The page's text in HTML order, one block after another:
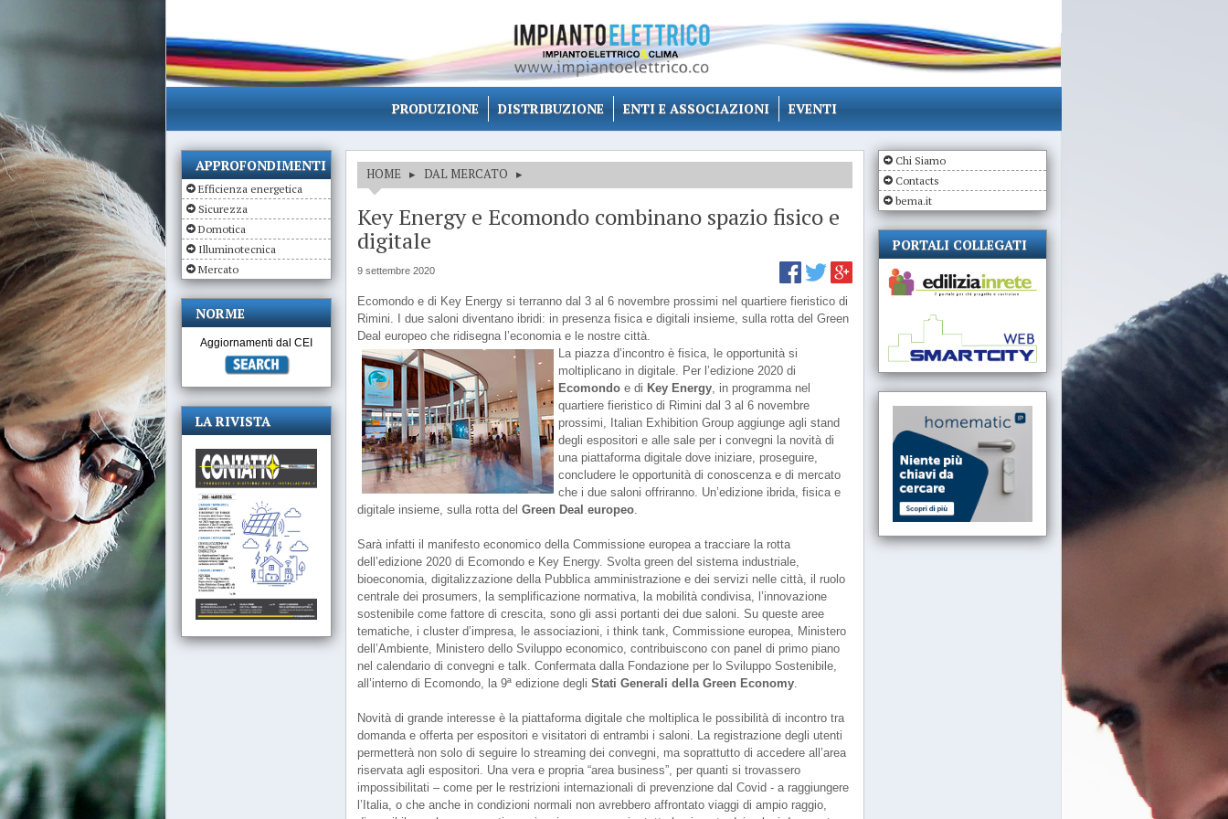
PRODUZIONE DISTRIBUZIONE ENTI E ASSOCIAZIONI EVENTI
HOME ▸ DAL MERCATO ▸
Key Energy e Ecomondo combinano spazio fisico e
digitale
9 settembre 2020
Ecomondo e di Key Energy si terranno dal 3 al 6 novembre prossimi nel quartiere fieristico di
Rimini. I due saloni diventano ibridi: in presenza fisica e digitali insieme, sulla rotta del Green
Deal europeo che ridisegna l’economia e le nostre città.
La piazza d’incontro è fisica, le opportunità si
moltiplicano in digitale. Per l’edizione 2020 di
Ecomondoe di Key Energy, in programma nel
quartiere fieristico di Rimini dal 3 al 6 novembre
prossimi, Italian Exhibition Group aggiunge agli stand
degli espositori e alle sale per i convegni la novità di
una piattaforma digitale dove iniziare, proseguire,
concludere le opportunità di conoscenza e di mercato
che i due saloni offriranno. Un’edizione ibrida, fisica e
digitale insieme, sulla rotta delGreen Deal europeo.
Sarà infatti il manifesto economico della Commissione europea a tracciare la rotta
dell’edizione 2020 di Ecomondo e Key Energy. Svolta green del sistema industriale,
bioeconomia, digitalizzazione della Pubblica amministrazione e dei servizi nelle città, il ruolo
centrale dei prosumers, la semplificazione normativa, la mobilità condivisa, l’innovazione
sostenibile come fattore di crescita, sono gli assi portanti dei due saloni. Su queste aree
tematiche, i cluster d’impresa, le associazioni, i think tank, Commissione europea, Ministero
dell’Ambiente, Ministero dello Sviluppo economico, contribuiscono con panel di primo piano
nel calendario di convegni e talk. Confermata dalla Fondazione per lo Sviluppo Sostenibile,
all’interno di Ecomondo, la 9ª edizione degliStati Generali della Green Economy.
Novità di grande interesse è la piattaforma digitale che moltiplica le possibilità di incontro tra
domanda e offerta per espositori e visitatori di entrambi i saloni. La registrazione degli utenti
permetterà non solo di seguire lo streaming dei convegni, ma soprattutto di accedere all’area
riservata agli espositori. Una vera e propria “area business”, per quanti si trovassero
impossibilitati – come per le restrizioni internazionali di prevenzione dal Covid - a raggiungere
l’Italia, o che anche in condizioni normali non avrebbero affrontato viaggi di ampio raggio,
APPROFONDIMENTI
Efficienza energetica
Sicurezza
Domotica
Illuminotecnica
Mercato
NORME
Aggiornamenti dal CEI
LA RIVISTA
Chi Siamo
Contacts
bema.it
PORTALI COLLEGATI